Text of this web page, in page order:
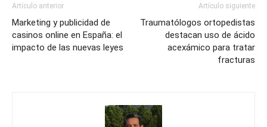
Artículo anterior
Marketing y publicidad de
casinos online en España: el
impacto de las nuevas leyes
Artículo siguiente
Traumatólogos ortopedistas
destacan uso de ácido
acexámico para tratar
fracturas